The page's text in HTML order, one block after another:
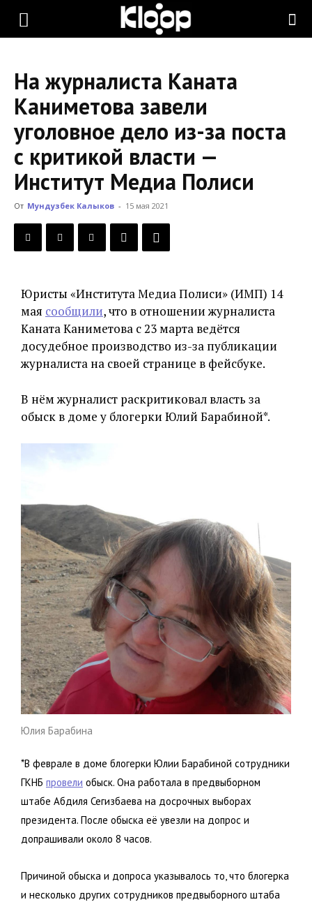
KLOOP.KG
Новости
Кыргызстана
На журналиста Каната
Каниметова завели
уголовное дело из-за поста
с критикой власти —
Институт Медиа Полиси
От Мундузбек Калыков - 15 мая 2021
Юристы «Института Медиа Полиси» (ИМП) 14
мая сообщили, что в отношении журналиста
Каната Каниметова с 23 марта ведётся
досудебное производство из-за публикации
журналиста на своей странице в фейсбуке.
В нём журналист раскритиковал власть за
обыск в доме у блогерки Юлий Барабиной*.
Юлия Барабина
*В феврале в доме блогерки Юлии Барабиной сотрудники
ГКНБ провели обыск. Она работала в предвыборном
штабе Абдиля Сегизбаева на досрочных выборах
президента. После обыска её увезли на допрос и
допрашивали около 8 часов.
Причиной обыска и допроса указывалось то, что блогерка
и несколько других сотрудников предвыборного штаба